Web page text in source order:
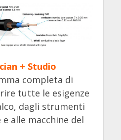
+ Studio
completa di
tutte le esigenze
dagli strumenti
e alle macchine del